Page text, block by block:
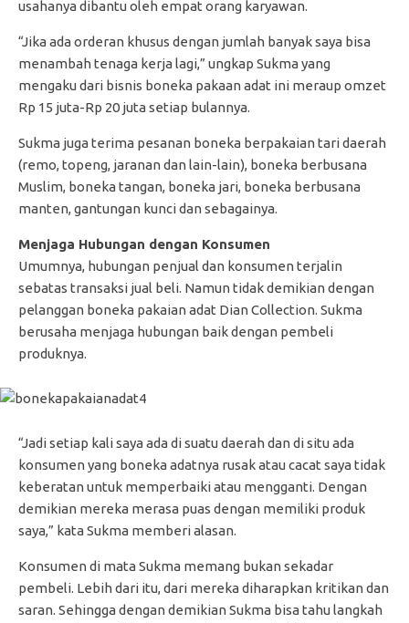
usahanya dibantu oleh empat orang karyawan.
“Jika ada orderan khusus dengan jumlah banyak saya bisa
menambah tenaga kerja lagi,” ungkap Sukma yang
mengaku dari bisnis boneka pakaan adat ini meraup omzet
Rp 15 juta-Rp 20 juta setiap bulannya.
Sukma juga terima pesanan boneka berpakaian tari daerah
(remo, topeng, jaranan dan lain-lain), boneka berbusana
Muslim, boneka tangan, boneka jari, boneka berbusana
manten, gantungan kunci dan sebagainya.
Menjaga Hubungan dengan Konsumen
Umumnya, hubungan penjual dan konsumen terjalin
sebatas transaksi jual beli. Namun tidak demikian dengan
pelanggan boneka pakaian adat Dian Collection. Sukma
berusaha menjaga hubungan baik dengan pembeli
produknya.
“Jadi setiap kali saya ada di suatu daerah dan di situ ada
konsumen yang boneka adatnya rusak atau cacat saya tidak
keberatan untuk memperbaiki atau mengganti. Dengan
demikian mereka merasa puas dengan memiliki produk
saya,” kata Sukma memberi alasan.
Konsumen di mata Sukma memang bukan sekadar
pembeli. Lebih dari itu, dari mereka diharapkan kritikan dan
saran. Sehingga dengan demikian Sukma bisa tahu langkah